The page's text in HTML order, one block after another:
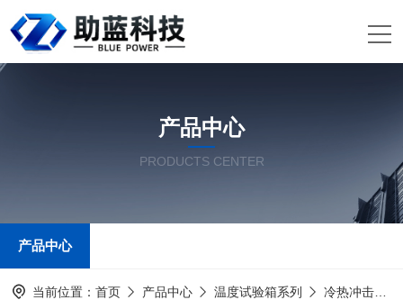
产品中心
PRODUCTS CENTER
产品中心
当前位置： 首页 产品中心 温度试验箱系列 冷热冲击试验箱